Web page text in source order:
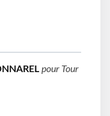
pour Tour